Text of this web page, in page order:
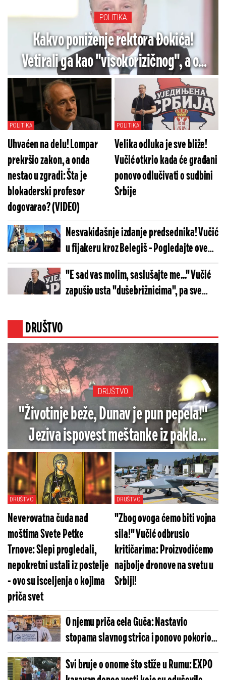
POLITIKA
Kakvo poniženje rektora Đokića!
Vetirali ga kao "visokorizičnog", a on
opet trči na blokaderski skup (VIDEO)
POLITIKA
Uhvaćen na delu! Lompar
prekršio zakon, a onda
nestao u zgradi: Šta je
blokaderski profesor
dogovarao? (VIDEO)
POLITIKA
Velika odluka je sve bliže!
Vučić otkrio kada će građani
ponovo odlučivati o sudbini
Srbije
Nesvakidašnje izdanje predsednika! Vučić
u fijakeru kroz Belegiš - Pogledajte ove
scene (VIDEO)
"E sad vas molim, saslušajte me..." Vučić
zapušio usta "dušebrižnicima", pa sve
DRUŠTVO
DRUŠTVO
"Životinje beže, Dunav je pun pepela!"
Jeziva ispovest meštanke iz pakla
Deliblatske peščare: Vatra opet bukti,
vazduh je sve gori! (VIDEO)
DRUŠTVO
Neverovatna čuda nad
moštima Svete Petke
Trnove: Slepi progledali,
nepokretni ustali iz postelje
- ovo su isceljenja o kojima
priča svet
DRUŠTVO
"Zbog ovoga ćemo biti vojna
sila!" Vučić odbrusio
kritičarima: Proizvodićemo
najbolje dronove na svetu u
Srbiji!
O njemu priča cela Guča: Nastavio
stopama slavnog strica i ponovo pokorio
Sabor trubača!
Svi bruje o onome što stiže u Rumu: EXPO